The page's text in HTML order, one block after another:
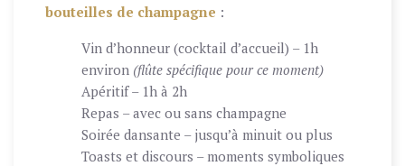
bouteilles de champagne :
Vin d’honneur (cocktail d’accueil) – 1h
environ (flûte spécifique pour ce moment)
Apéritif – 1h à 2h
Repas – avec ou sans champagne
Soirée dansante – jusqu’à minuit ou plus
Toasts et discours – moments symboliques